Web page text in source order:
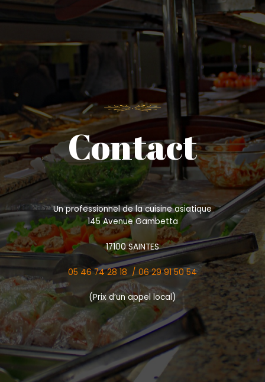
Contact
Un professionnel de la cuisine asiatique
145 Avenue Gambetta
17100 SAINTES
05 46 74 28 18 / 06 29 91 50 54
(Prix d’un appel local)